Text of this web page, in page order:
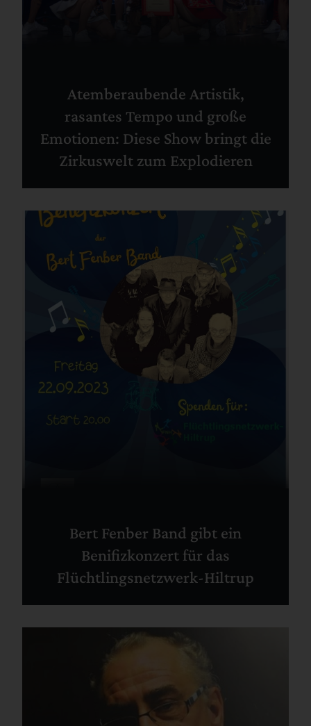
Atemberaubende Artistik,
rasantes Tempo und große
Emotionen: Diese Show bringt die
Zirkuswelt zum Explodieren
Bert Fenber Band gibt ein
Benifizkonzert für das
Flüchtlingsnetzwerk-Hiltrup